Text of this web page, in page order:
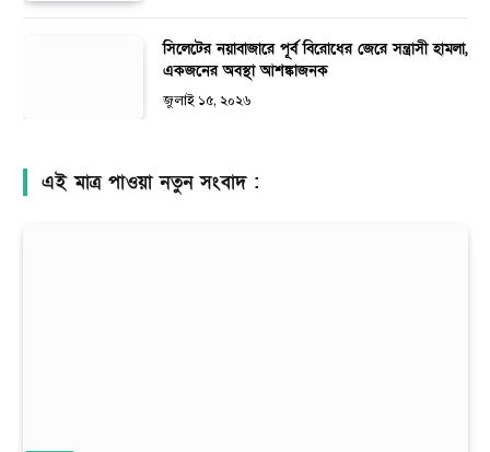
সিলেটের নয়াবাজারে পূর্ব বিরোধের জেরে সন্ত্রাসী হামলা,
একজনের অবস্থা আশঙ্কাজনক
জুলাই ১৫, ২০২৬
এই মাত্র পাওয়া নতুন সংবাদ :